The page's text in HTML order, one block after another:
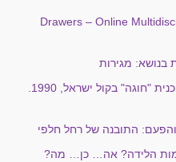
Drawers – Online
בנושא: מגירות
החומר הוא צלילים – יבשם עזגד בתוכנית "חוגה" בקול ישראל, 1990.
והפעם: התובנה של רחל חלפי
הלידה? אה… כן… מה?